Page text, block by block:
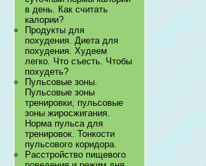
в день. Как считать
калории?
Продукты для
похудения. Диета для
похудения. Худеем
легко. Что съесть. Чтобы
похудеть?
Пульсовые зоны.
Пульсовые зоны
тренировки, пульсовые
зоны жиросжигания.
Норма пульса для
тренировок. Тонкости
пульсового коридора.
Расстройство пищевого